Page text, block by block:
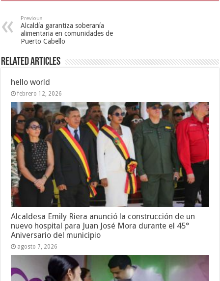
Previous
Alcaldía garantiza soberanía
alimentaria en comunidades de
Puerto Cabello
Related Articles
hello world
febrero 12, 2026
Alcaldesa Emily Riera anunció la construcción de un
nuevo hospital para Juan José Mora durante el 45°
Aniversario del municipio
agosto 7, 2026